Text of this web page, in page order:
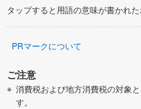
タップすると用語の意味が書かれた
PRマークについて
ご注意
消費税および地方消費税の対象
す。